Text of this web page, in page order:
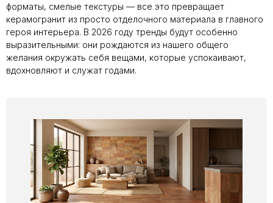
форматы, смелые текстуры — все это превращает
керамогранит из просто отделочного материала в главного
героя интерьера. В 2026 году тренды будут особенно
выразительными: они рождаются из нашего общего
желания окружать себя вещами, которые успокаивают,
вдохновляют и служат годами.